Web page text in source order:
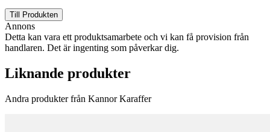
Till Produkten
Annons
Detta kan vara ett produktsamarbete och vi kan få provision från
handlaren. Det är ingenting som påverkar dig.
Liknande produkter
Andra produkter från Kannor Karaffer